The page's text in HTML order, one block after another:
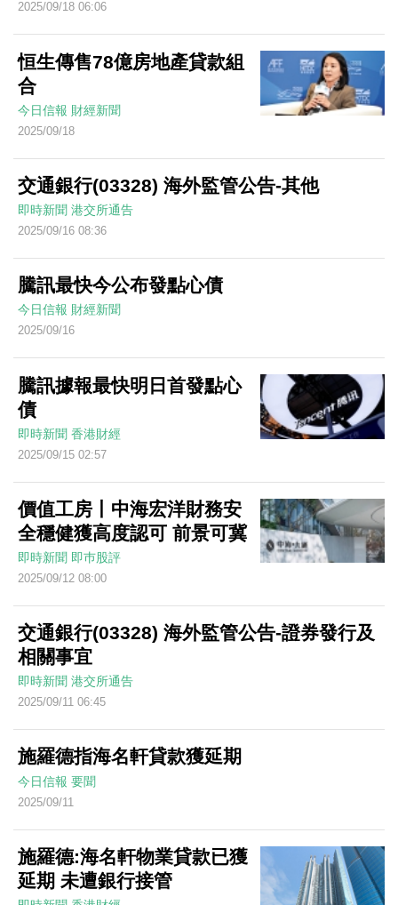
2025/09/18 06:06
恒生傳售78億房地產貸款組
合
今日信報 財經新聞
2025/09/18
交通銀行(03328) 海外監管公告-其他
即時新聞 港交所通告
2025/09/16 08:36
騰訊最快今公布發點心債
今日信報 財經新聞
2025/09/16
騰訊據報最快明日首發點心
債
即時新聞 香港財經
2025/09/15 02:57
價值工房丨中海宏洋財務安
全穩健獲高度認可 前景可冀
即時新聞 即巿股評
2025/09/12 08:00
交通銀行(03328) 海外監管公告-證券發行及
相關事宜
即時新聞 港交所通告
2025/09/11 06:45
施羅德指海名軒貸款獲延期
今日信報 要聞
2025/09/11
施羅德:海名軒物業貸款已獲
延期 未遭銀行接管